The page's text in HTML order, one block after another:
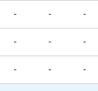
- - -
- - -
- - -